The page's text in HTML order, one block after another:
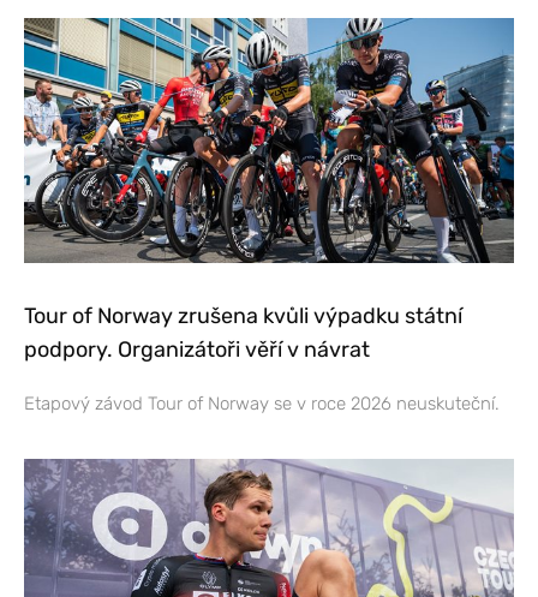
Tour of Norway zrušena kvůli výpadku státní
podpory. Organizátoři věří v návrat
Etapový závod Tour of Norway se v roce 2026 neuskuteční.